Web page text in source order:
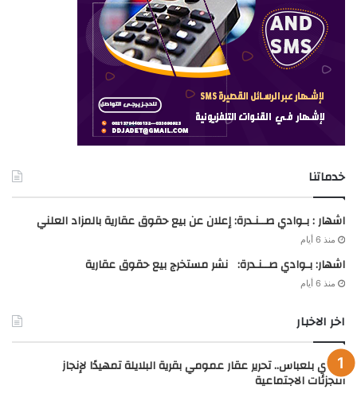
خدماتنا
اشهار : بـوادي صــنـدرة: إعلان عن بيع حقوق عقارية بالمزاد العلني
منذ 6 أيام
اشهار: بـوادي صــنـدرة: نشر مستخرج بيع حقوق عقارية
منذ 6 أيام
اخر الاخبار
سيدي بلعباس.. تحرير عقار عمومي بقرية البلايلة تمهيدًا لإنجاز
التجزئات الاجتماعية